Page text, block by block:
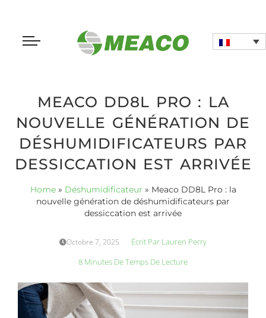
MEACO DD8L PRO : LA
NOUVELLE GÉNÉRATION DE
DÉSHUMIDIFICATEURS PAR
DESSICCATION EST ARRIVÉE
Home» Déshumidificateur » Meaco DD8L Pro : la
nouvelle génération de déshumidificateurs par
dessiccation est arrivée
Octobre 7, 2025 Écrit Par Lauren Perry
8 Minutes De Temps De Lecture